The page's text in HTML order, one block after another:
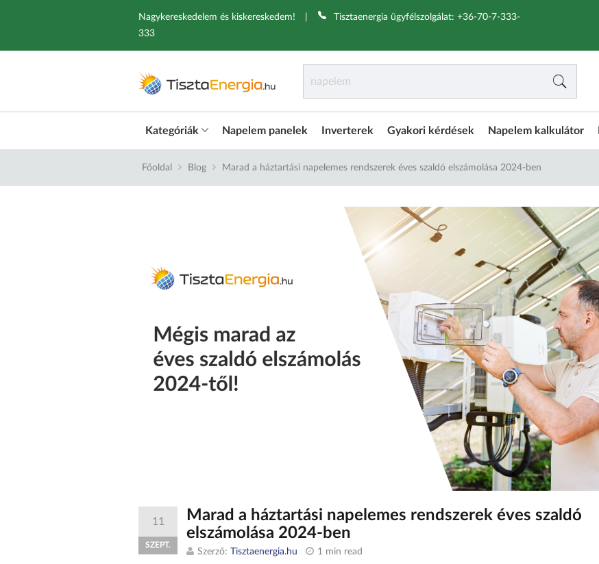
Nagykereskedelem és kiskereskedem! Tisztaenergia ügyfélszolgálat: +36-70-7-333-
333
Kategóriák Napelem panelek Inverterek Gyakori kérdések Napelem kalkulátor
Főoldal Blog Marad a háztartási napelemes rendszerek éves szaldó elszámolása 2024-ben
11
SZEPT.
Marad a háztartási napelemes rendszerek éves szaldó
elszámolása 2024-ben
Szerző: Tisztaenergia.hu 1 min read